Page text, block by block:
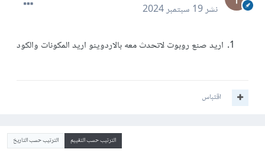
نشر19 سبتمبر 2024
اريد صنع روبوت لاتحدث معه بالاردوينو اريد المكونات والكود
اقتباس
الترتيب حسب التقييم الترتيب حسب التاريخ